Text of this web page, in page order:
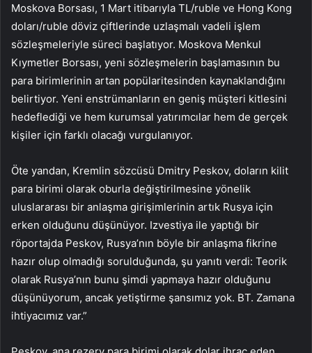
Moskova Borsası, 1 Mart itibarıyla TL/ruble ve Hong Kong
doları/ruble döviz çiftlerinde uzlaşmalı vadeli işlem
sözleşmeleriyle süreci başlatıyor. Moskova Menkul
Kıymetler Borsası, yeni sözleşmelerin başlamasının bu
para birimlerinin artan popülaritesinden kaynaklandığını
belirtiyor. Yeni enstrümanların en geniş müşteri kitlesini
hedeflediği ve hem kurumsal yatırımcılar hem de gerçek
kişiler için farklı olacağı vurgulanıyor.
Öte yandan, Kremlin sözcüsü Dmitry Peskov, doların kilit
para birimi olarak oburla değiştirilmesine yönelik
uluslararası bir anlaşma girişimlerinin artık Rusya için
erken olduğunu düşünüyor. Izvestiya ile yaptığı bir
röportajda Peskov, Rusya’nın böyle bir anlaşma fikrine
hazır olup olmadığı sorulduğunda, şu yanıtı verdi: Teorik
olarak Rusya’nın bunu şimdi yapmaya hazır olduğunu
düşünüyorum, ancak yetiştirme şansımız yok. BT. Zamana
ihtiyacımız var.”